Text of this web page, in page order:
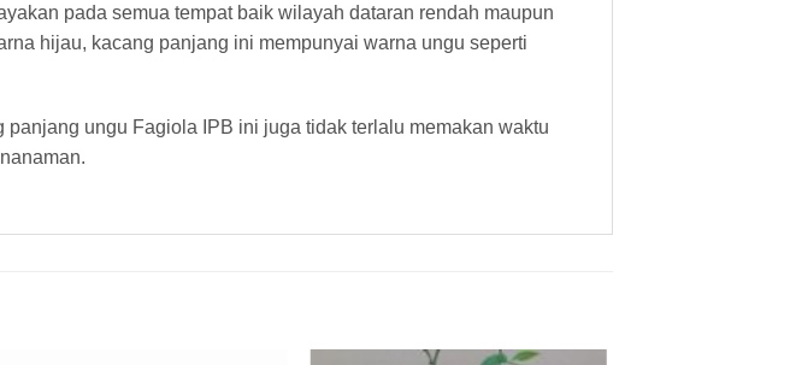
pada semua tempat baik wilayah dataran rendah maupun
hijau, kacang panjang ini mempunyai warna ungu seperti
ungu Fagiola IPB ini juga tidak terlalu memakan waktu